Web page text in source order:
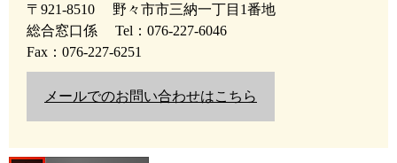
〒921-8510
野々市市三納一丁目1番地
総合窓口係
Tel：076-227-6046
Fax：076-227-6251
メールでのお問い合わせはこちら